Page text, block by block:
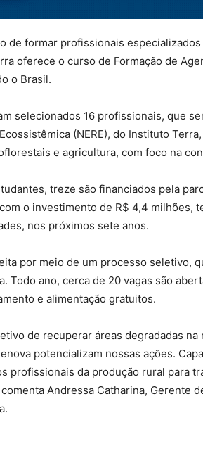
de formar profissionais
oferece o curso de Formação de
o Brasil.
selecionados 16 profissionais, que
(NERE), do Instituto
e agricultura, com foco na
treze são financiados pela
o investimento de R$ 4,4 milhões,
nos próximos sete anos.
por meio de um processo seletivo,
Todo ano, cerca de 20 vagas são
e alimentação gratuitos.
de recuperar áreas degradadas
potencializam nossas ações.
profissionais da produção rural para
Andressa Catharina, Gerente